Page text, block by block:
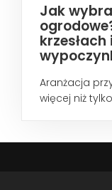
Jak
Aranżacja
więcej niż